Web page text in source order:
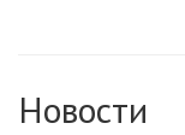
Новости